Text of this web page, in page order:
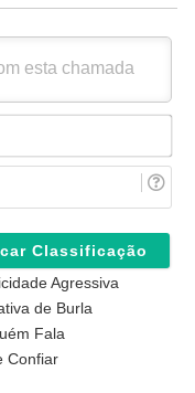
N
m
a
Agressiva
de Burla
Fala
Confiar